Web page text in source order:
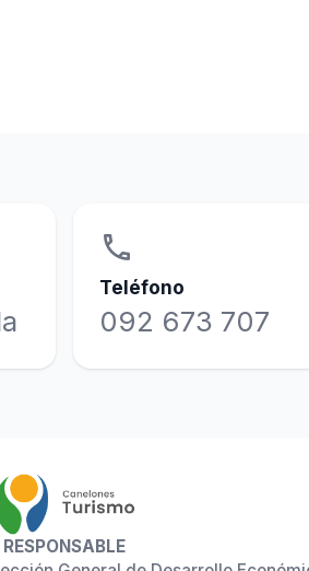
phone
Teléfono
092 673 707
RESPONSABLE